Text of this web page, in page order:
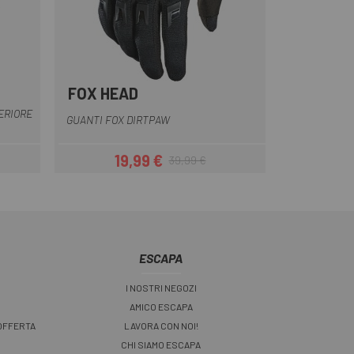
AranciaGiallo
FOX HEAD
GUANTI FOX DIRTPAW
Prezzo
19,99 €Prezzo base
39,99 €
ESCAPA
I NOSTRI NEGOZI
AMICO ESCAPA
LAVORA CON NOI!
CHI SIAMO ESCAPA